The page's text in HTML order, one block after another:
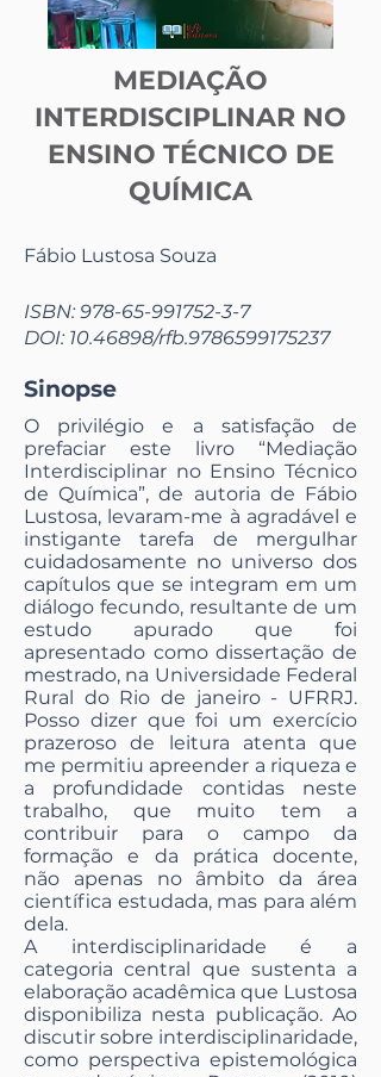
MEDIAÇÃO
INTERDISCIPLINAR NO
ENSINO TÉCNICO DE
QUÍMICA
Fábio Lustosa Souza
ISBN:978-65-991752-3-7
DOI: 10.46898/rfb.9786599175237
Sinopse
O privilégio e a satisfação de
prefaciar este livro “Mediação
Interdisciplinar no Ensino Técnico
de Química”, de autoria de Fábio
Lustosa, levaram-me à agradável e
instigante tarefa de mergulhar
cuidadosamente no universo dos
capítulos que se integram em um
diálogo fecundo, resultante de um
estudo apurado que foi
apresentado como dissertação de
mestrado, na Universidade Federal
Rural do Rio de janeiro - UFRRJ.
Posso dizer que foi um exercício
prazeroso de leitura atenta que
me permitiu apreender a riqueza e
a profundidade contidas neste
trabalho, que muito tem a
contribuir para o campo da
formação e da prática docente,
não apenas no âmbito da área
científica estudada, mas para além
dela.
A interdisciplinaridade é a
categoria central que sustenta a
elaboração acadêmica que Lustosa
disponibiliza nesta publicação. Ao
discutir sobre interdisciplinaridade,
como perspectiva epistemológica